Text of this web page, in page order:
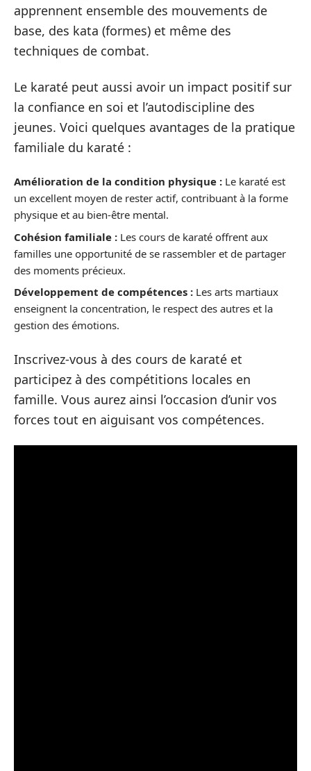
apprennent ensemble des mouvements de
base, des kata (formes) et même des
techniques de combat.
Le karaté peut aussi avoir un impact positif sur
la confiance en soi et l’autodiscipline des
jeunes. Voici quelques avantages de la pratique
familiale du karaté :
Amélioration de la condition physique : Le karaté est
un excellent moyen de rester actif, contribuant à la forme
physique et au bien-être mental.
Cohésion familiale : Les cours de karaté offrent aux
familles une opportunité de se rassembler et de partager
des moments précieux.
Développement de compétences : Les arts martiaux
enseignent la concentration, le respect des autres et la
gestion des émotions.
Inscrivez-vous à des cours de karaté et
participez à des compétitions locales en
famille. Vous aurez ainsi l’occasion d’unir vos
forces tout en aiguisant vos compétences.